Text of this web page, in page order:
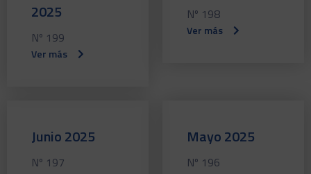
2025
Nº 199
Ver más
Nº 198
Ver más
Junio 2025
Nº 197
Mayo 2025
Nº 196